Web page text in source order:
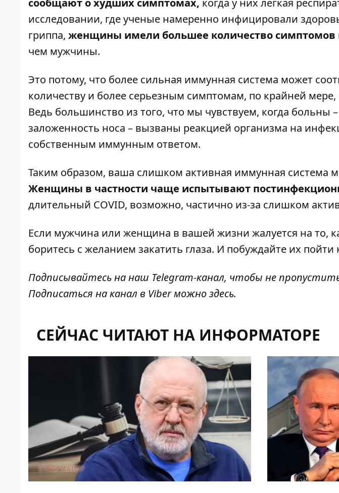
сообщают о худших симптомах, когда у них легкая
исследовании, где ученые намеренно инфицировали
гриппа, женщины имели большее количество симптомов
чем мужчины.
Это потому, что более сильная иммунная система может
количеству и более серьезным симптомам, по крайней
Ведь большинство из того, что мы чувствуем, когда больны –
заложенность носа – вызваны реакцией организма на
собственным иммунным ответом.
Таким образом, ваша слишком активная иммунная система
Женщины в частности чаще испытывают
длительный COVID, возможно, частично из-за слишком
Если мужчина или женщина в вашей жизни жалуется на то,
боритесь с желанием закатить глаза. И побуждайте их пойти
Подписывайтесь на наш Telegram-канал, чтобы не
Подписаться на канал в Viber можноздесь.
СЕЙЧАС ЧИТАЮТ НА ИНФОРМАТОРЕ